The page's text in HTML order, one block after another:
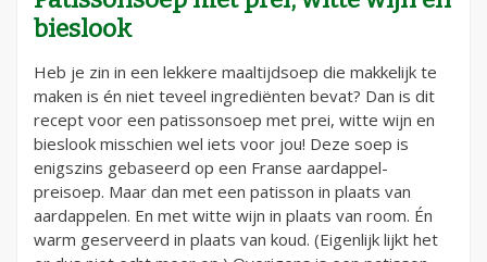
bieslook
Heb je zin in een lekkere maaltijdsoep die makkelijk te
maken is én niet teveel ingrediënten bevat? Dan is dit
recept voor een patissonsoep met prei, witte wijn en
bieslook misschien wel iets voor jou! Deze soep is
enigszins gebaseerd op een Franse aardappel-
preisoep. Maar dan met een patisson in plaats van
aardappelen. En met witte wijn in plaats van room. Én
warm geserveerd in plaats van koud. (Eigenlijk lijkt het